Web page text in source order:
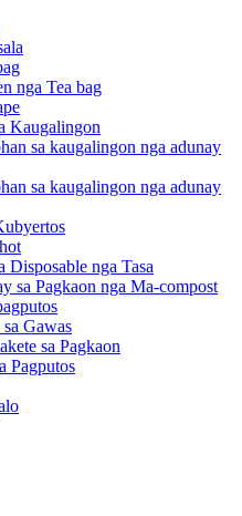
nga Tea bag
Kaugalingon
sa kaugalingon nga adunay
sa kaugalingon nga adunay
Disposable nga Tasa
sa Pagkaon nga Ma-compost
Gawas
sa Pagkaon
Pagputos